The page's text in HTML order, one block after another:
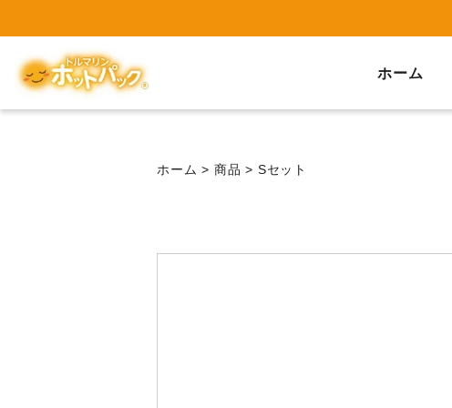
ホーム
ホーム > 商品 > Sセット